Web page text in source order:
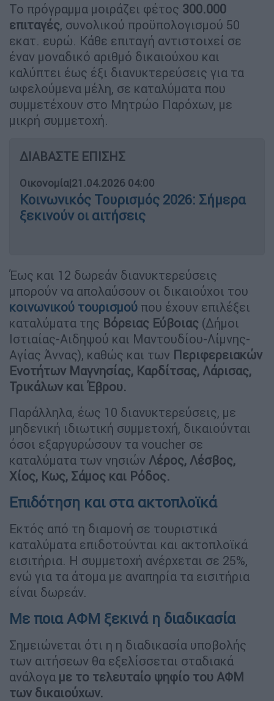
Το πρόγραμμα μοιράζει φέτος 300.000
επιταγές, συνολικού προϋπολογισμού 50
εκατ. ευρώ. Κάθε επιταγή αντιστοιχεί σε
έναν μοναδικό αριθμό δικαιούχου και
καλύπτει έως έξι διανυκτερεύσεις για τα
ωφελούμενα μέλη, σε καταλύματα που
συμμετέχουν στο Μητρώο Παρόχων, με
μικρή συμμετοχή.
ΔΙΑΒΑΣΤΕ ΕΠΙΣΗΣ
Οικονομία|21.04.2026 04:00
Κοινωνικός Τουρισμός 2026: Σήμερα
ξεκινούν οι αιτήσεις
Έως και 12 δωρεάν διανυκτερεύσεις
μπορούν να απολαύσουν οι δικαιούχοι του
κοινωνικού τουρισμού που έχουν επιλέξει
καταλύματα της Βόρειας Εύβοιας (Δήμοι
Ιστιαίας-Αιδηψού και Μαντουδίου-Λίμνης-
Αγίας Άννας), καθώς και των Περιφερειακών
Ενοτήτων Μαγνησίας, Καρδίτσας, Λάρισας,
Τρικάλων και Έβρου.
Παράλληλα, έως 10 διανυκτερεύσεις, με
μηδενική ιδιωτική συμμετοχή, δικαιούνται
όσοι εξαργυρώσουν τα voucher σε
καταλύματα των νησιών Λέρος, Λέσβος,
Χίος, Κως, Σάμος και Ρόδος.
Επιδότηση και στα ακτοπλοϊκά
Εκτός από τη διαμονή σε τουριστικά
καταλύματα επιδοτούνται και ακτοπλοϊκά
εισιτήρια. Η συμμετοχή ανέρχεται σε 25%,
ενώ για τα άτομα με αναπηρία τα εισιτήρια
είναι δωρεάν.
Με ποια ΑΦΜ ξεκινά η διαδικασία
Σημειώνεται ότι η η διαδικασία υποβολής
των αιτήσεων θα εξελίσσεται σταδιακά
ανάλογα με το τελευταίο ψηφίο του ΑΦΜ
των δικαιούχων.